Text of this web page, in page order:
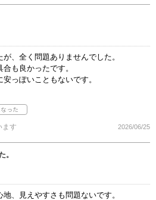
、全く問題ありませんでした。
も良かったです。
っぽいこともないです。
ます 2026/06/25
。
、見えやすさも問題ないです。